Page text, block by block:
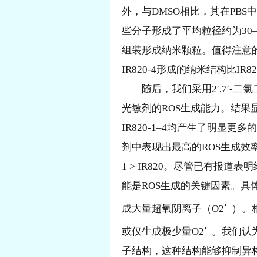
外，与DMSO相比，其在PBS
些分子形成了平均粒径约为
组装形成纳米颗粒。值得注意
IR820-4形成的纳米结构比
随后，我们采用2′,7′-二
光敏剂的ROS生成能力。结果
IR820-1–4均产生了明显更多
剂中表现出最高的ROS生成效
1 > IR820。尽管已有报道表
能是ROS生成的关键因素。具
成大量超氧阴离子（O2•−）。
或仅生成极少量O2•−。我们认
子结构，这种结构能够抑制异